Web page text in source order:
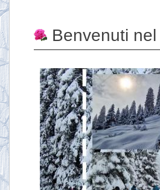
Servizi
Ordinazioni
Benvenuti